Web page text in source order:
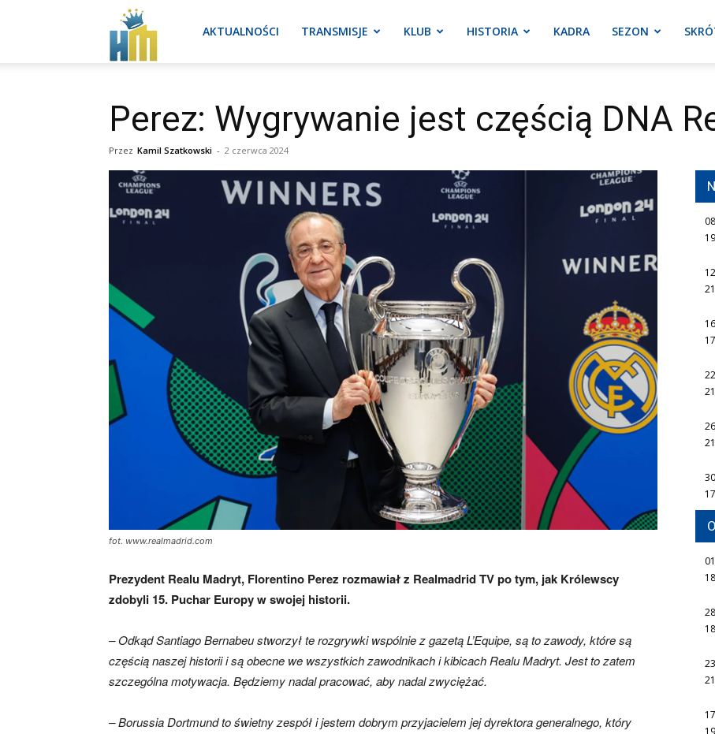
Real
aktualności
AKTUALNOŚCI TRANSMISJE KLUB HISTORIA KADRA SEZON
Perez: Wygrywanie jest częścią DNA
Przez Kamil Szatkowski - 2 czerwca 2024
fot. www.realmadrid.com
Prezydent Realu Madryt, Florentino Perez rozmawiał z Realmadrid TV po tym, jak Królewscy
zdobyli 15. Puchar Europy w swojej historii.
– Odkąd Santiago Bernabeu stworzył te rozgrywki wspólnie z gazetą L’Equipe, są to zawody, które są
częścią naszej historii i są obecne we wszystkich zawodnikach i kibicach Realu Madryt. Jest to zatem
szczególna motywacja. Będziemy nadal pracować, aby nadal zwyciężać.
– Borussia Dortmund to świetny zespół i jestem dobrym przyjacielem jej dyrektora generalnego, który